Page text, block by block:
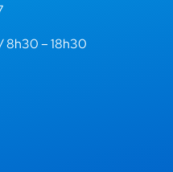
8h30 – 18h30